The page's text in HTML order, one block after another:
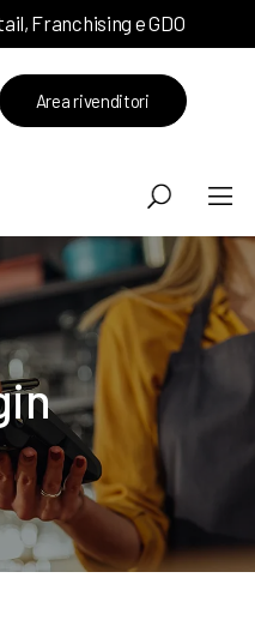
Franchising e GDO
Area rivenditori